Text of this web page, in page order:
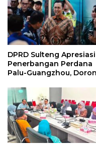
DPRD Sulteng Apresiasi
Penerbangan Perdana
Palu-Guangzhou,